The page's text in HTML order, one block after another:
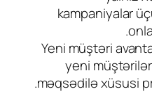
kampaniyalar
Yeni müştəri
yeni
məqsədilə xüsusi